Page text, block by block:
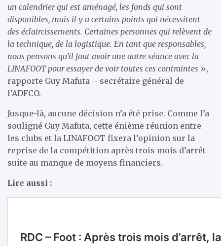
un calendrier qui est aménagé, les fonds qui sont
disponibles, mais il y a certains points qui nécessitent
des éclaircissements. Certaines personnes qui relèvent de
la technique, de la logistique. En tant que responsables,
nous pensons qu’il faut avoir une autre séance avec la
LINAFOOT pour essayer de voir toutes ces contraintes »,
rapporte Guy Mafuta – secrétaire général de
l’ADFCO.
Jusque-là, aucune décision n’a été prise. Comme l’a
souligné Guy Mafuta, cette énième réunion entre
les clubs et la LINAFOOT fixera l’opinion sur la
reprise de la compétition après trois mois d’arrêt
suite au manque de moyens financiers.
Lire aussi :